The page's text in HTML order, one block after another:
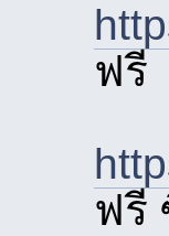
ฟรี
ฟรี